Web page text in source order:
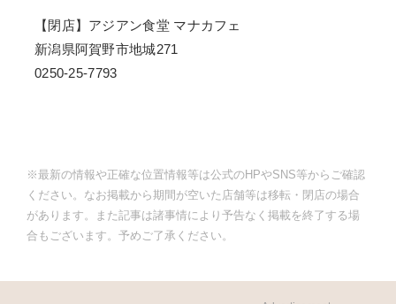
【閉店】アジアン食堂 マナカフェ
新潟県阿賀野市地城271
0250-25-7793
※最新の情報や正確な位置情報等は公式のHPやSNS等からご確認
ください。なお掲載から期間が空いた店舗等は移転・閉店の場合
があります。また記事は諸事情により予告なく掲載を終了する場
合もございます。予めご了承ください。